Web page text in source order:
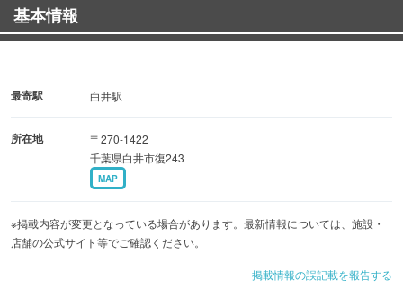
基本情報
最寄駅 白井駅
所在地
〒270-1422
千葉県白井市復243
MAP
※掲載内容が変更となっている場合があります。最新情報については、施設・
店舗の公式サイト等でご確認ください。
掲載情報の誤記載を報告する